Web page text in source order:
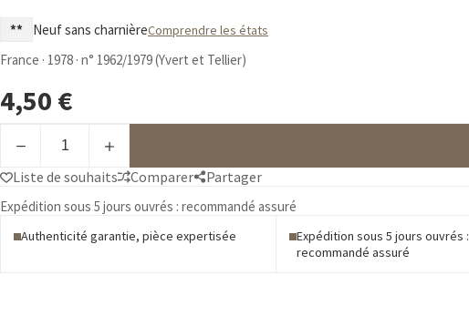
** Neuf sans charnièreComprendre les états
France · 1978 · n° 1962/1979 (Yvert et Tellier)
4,50 €
1962/1979
**
Série
Sabine
Expédition sous 5 jours ouvrés : recommandé assuré
Authenticité garantie, pièce expertisée
Expédition sous 5 jours ouvrés :
recommandé assuré
Liste de souhaits Comparer Partager